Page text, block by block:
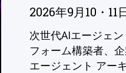
2026年9月10・11
次世代AIエージェ
フォーム構築者、
エージェント アー